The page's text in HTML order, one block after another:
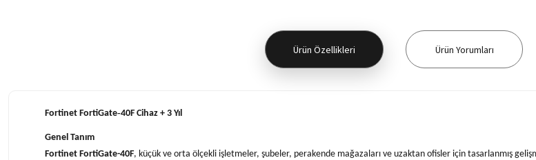
Ürün Özellikleri Ürün Yorumları
Fortinet FortiGate‑40F Cihaz + 3 Yıl
Genel Tanım
Fortinet FortiGate-40F, küçük ve orta ölçekli işletmeler, şubeler, perakende mağazaları ve uzaktan ofisler için tasarlanmış